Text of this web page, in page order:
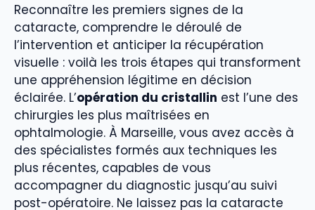
Reconnaître les premiers signes de la
cataracte, comprendre le déroulé de
l’intervention et anticiper la récupération
visuelle : voilà les trois étapes qui transforment
une appréhension légitime en décision
éclairée. L’opération du cristallin est l’une des
chirurgies les plus maîtrisées en
ophtalmologie. À Marseille, vous avez accès à
des spécialistes formés aux techniques les
plus récentes, capables de vous
accompagner du diagnostic jusqu’au suivi
post-opératoire. Ne laissez pas la cataracte